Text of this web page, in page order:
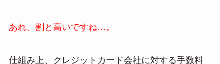
あれ、割と高いですね…。
仕組み上、クレジットカード会社に対する手数料